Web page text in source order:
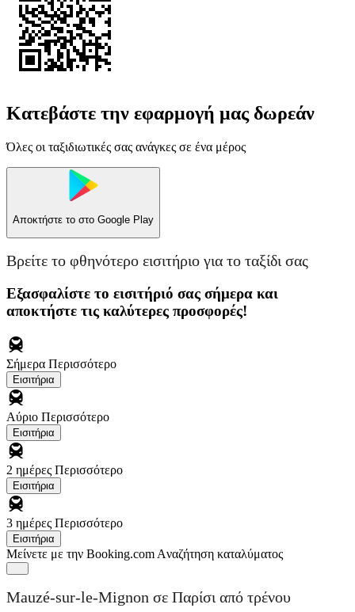
Κατεβάστε την εφαρμογή μας δωρεάν
Όλες οι ταξιδιωτικές σας ανάγκες σε ένα μέρος
Αποκτήστε το στο Google Play
Βρείτε το φθηνότερο εισιτήριο για το ταξίδι σας
Εξασφαλίστε το εισιτήριό σας σήμερα και
αποκτήστε τις καλύτερες προσφορές!
Σήμερα Περισσότερο
Εισιτήρια
Αύριο Περισσότερο
Εισιτήρια
2 ημέρες Περισσότερο
Εισιτήρια
3 ημέρες Περισσότερο
Εισιτήρια
Μείνετε με την Booking.com Aναζήτηση καταλύματος
Mauzé-sur-le-Mignon σε Παρίσι από τρένου